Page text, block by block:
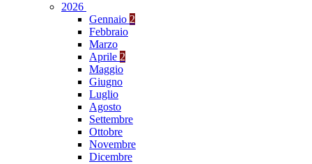
2026
Gennaio 2
Febbraio
Marzo
Aprile 2
Maggio
Giugno
Luglio
Agosto
Settembre
Ottobre
Novembre
Dicembre